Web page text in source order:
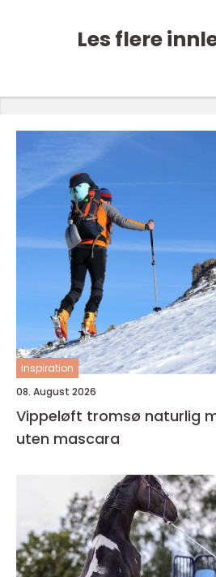
Les flere
inspiration
08. August 2026
Vippeløft tromsø naturlig markerte vipper
uten mascara